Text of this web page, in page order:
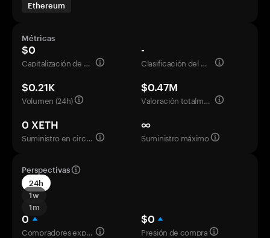
Ethereum
Métricas
$0
Capitalización de mercado
-
Clasificación del mercado
$0.21K
Volumen (24h)
$0.47M
Valoración totalmente diluida
0 XETH
Suministro en circulación
∞
Suministro máximo
Perspectivas
24h
1w
1m
0
Compradores experimentados
$0
Presión de compra